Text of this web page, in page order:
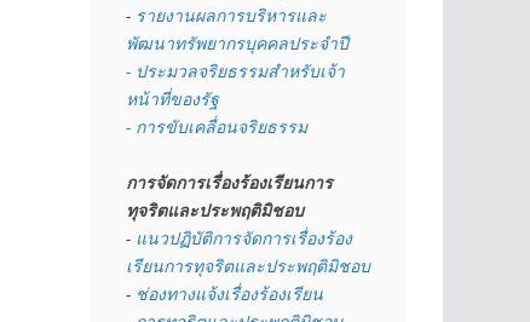
- รายงานผลการบริหารและ
พัฒนาทรัพยากรบุคคลประจำปี
- ประมวลจริยธรรมสำหรับเจ้า
หน้าที่ของรัฐ
- การขับเคลื่อนจริยธรรม
การจัดการเรื่องร้องเรียนการ
ทุจริตและประพฤติมิชอบ
- แนวปฏิบัติการจัดการเรื่องร้อง
เรียนการทุจริตและประพฤติมิชอบ
- ช่องทางแจ้งเรื่องร้องเรียน